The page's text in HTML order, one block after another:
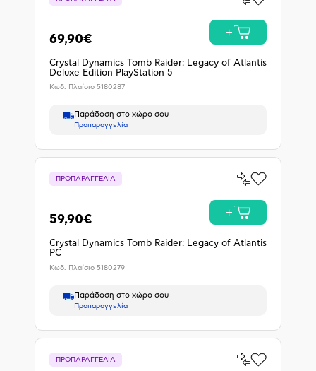
Προσθήκη
Αγαπημένα
69,90€
Crystal Dynamics Tomb Raider: Legacy of Atlantis
Deluxe Edition PlayStation 5
Κωδ. Πλαίσιο 5180287
Παράδοση στο χώρο σου
Προπαραγγελία
ΠΡΟΠΑΡΑΓΓΕΛΙΑ
Σύγκρινέ
Προσθήκη
Αγαπημένα
59,90€
Crystal Dynamics Tomb Raider: Legacy of Atlantis
PC
Κωδ. Πλαίσιο 5180279
Παράδοση στο χώρο σου
Προπαραγγελία
ΠΡΟΠΑΡΑΓΓΕΛΙΑ
Σύγκρινέ
Προσθήκη